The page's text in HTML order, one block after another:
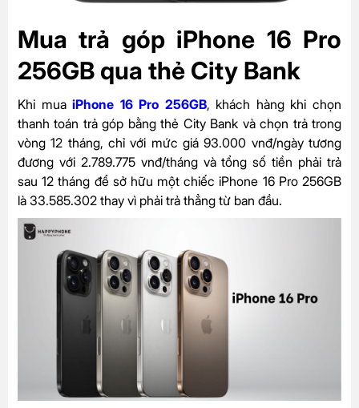
Mua trả góp iPhone 16 Pro
256GB qua thẻ City Bank
Khi muaiPhone 16 Pro 256GB, khách hàng khi chọn
thanh toán trả góp bằng thẻ City Bank và chọn trả trong
vòng 12 tháng, chỉ với mức giá 93.000 vnđ/ngày tương
đương với 2.789.775 vnđ/tháng và tổng số tiền phải trả
sau 12 tháng để sở hữu một chiếc iPhone 16 Pro 256GB
là 33.585.302 thay vì phải trả thẳng từ ban đầu.